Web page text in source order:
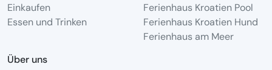
Einkaufen
Essen und Trinken
Ferienhaus Kroatien Pool
Ferienhaus Kroatien Hund
Ferienhaus am Meer
Über uns